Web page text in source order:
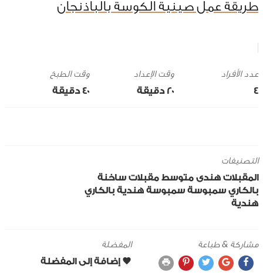
طريقة عمل صينية الكوسة بالباذنجان
4
وقت الإعداد
20 ‎دقيقة
وقت الطبخ
40 ‎دقيقة
التصنيفات
المقبلات هندى متوسط مقبلات ساخنة
بالكاري سمبوسة سمبوسة هندية بالكاري
هندية
مشاركة & طباعة المفضلة